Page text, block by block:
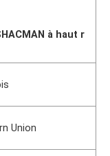
à haut r
Union